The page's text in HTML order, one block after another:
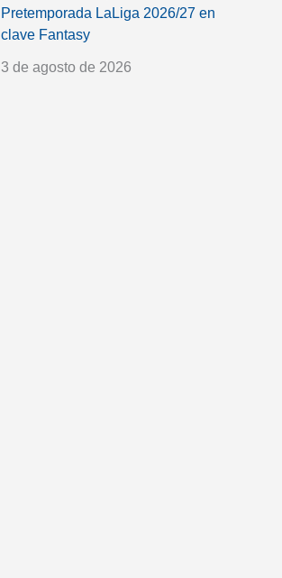
Pretemporada LaLiga 2026/27 en
clave Fantasy
3 de agosto de 2026